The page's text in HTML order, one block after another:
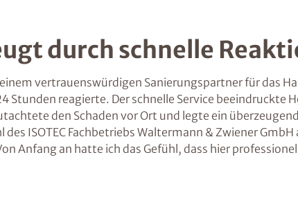
durch schnelle
vertrauenswürdigen Sanierungspartner für das
Stunden reagierte. Der schnelle Service
den Schaden vor Ort und legte ein
ISOTEC Fachbetriebs Waltermann & Zwiener
Anfang an hatte ich das Gefühl, dass hier